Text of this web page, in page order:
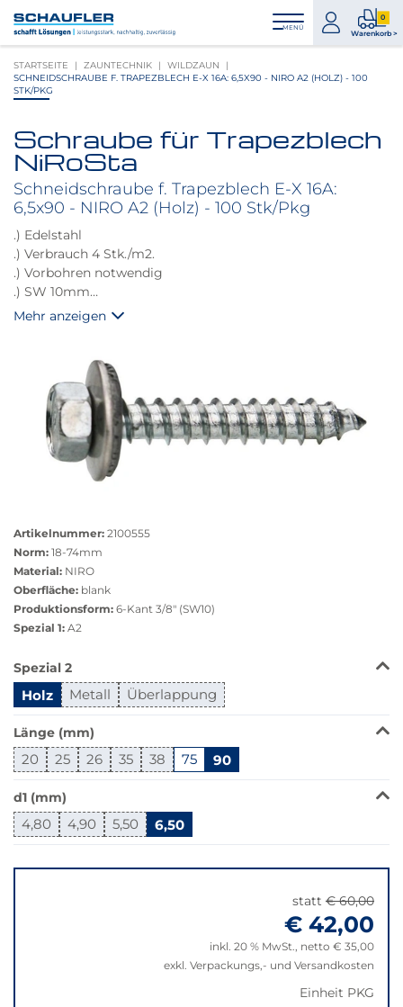
Inhalt
Hauptnavigation
Footernavigation
Logo
Schaufler
verlinkt
zur
MENÜ
zum
Konto
0
Warenkorb >
0
STARTSEITE ZAUNTECHNIK
WILDZAUN
SCHNEIDSCHRAUBE F. TRAPEZBLECH E-X 16A: 6,5X90 - NIRO A2 (HOLZ) - 100
STK/PKG
Produktbilder
überspringen
Schraube für Trapezblech
NiRoSta
Schneidschraube f. Trapezblech E-X 16A:
6,5x90 - NIRO A2 (Holz) - 100 Stk/Pkg
.) Edelstahl
.) Verbrauch 4 Stk./m2.
.) Vorbohren notwendig
.) SW 10mm
.) aufm. 16mm Dichtscheibe
Mehr anzeigen
anzeigen
Artikelnummer: 2100555
Norm: 18-74mm
Material: NIRO
Oberfläche: blank
Produktionsform: 6-Kant 3/8" (SW10)
Spezial 1: A2
Produkt
ist
in
dieser
Variante
nicht
verfügbar.
Bei
Klick
wechselt
der
Spezial 2
Holz Metall Überlappung
Länge (mm)
20 25 26 35 38 75 90
d1 (mm)
4,80 4,90 5,50 6,50
zu
statt € 60,00
€ 42,00
inkl. 20 % MwSt., netto € 35,00
exkl. Verpackungs,- und Versandkosten
Einheit PKG